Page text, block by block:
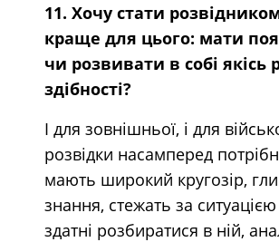
11. Хочу стати
краще для цього: мати
чи розвивати в собі якісь
здібності?
І для зовнішньої, і для
розвідки насамперед
мають широкий кругозір,
знання, стежать за ситуацією
здатні розбиратися в ній,